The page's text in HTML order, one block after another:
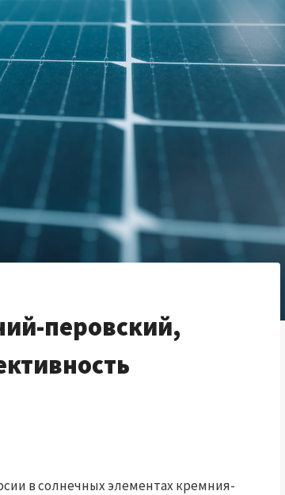
перовский,
в солнечных элементах кремния-